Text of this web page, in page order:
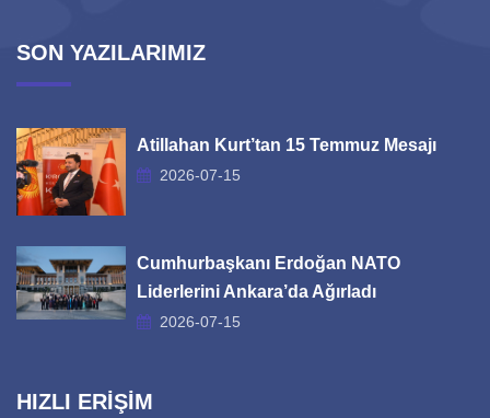
SON YAZILARIMIZ
Atillahan Kurt’tan 15 Temmuz Mesajı
2026-07-15
Cumhurbaşkanı Erdoğan NATO
Liderlerini Ankara’da Ağırladı
2026-07-15
HIZLI ERİŞİM